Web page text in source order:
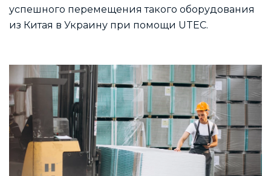
успешного перемещения такого оборудования
из Китая в Украину при помощи UTEC.